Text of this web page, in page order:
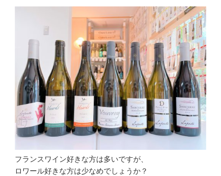
フランスワイン好きな方は多いですが、
ロワール好きな方は少なめでしょうか？